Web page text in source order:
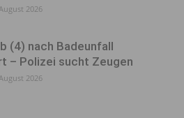
2026
(4) nach Badeunfall
– Polizei sucht Zeugen
2026